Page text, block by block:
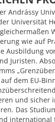
Andrássy
Univer­sität
wie auf
Ausbildung
Juristen.
dem EU-
und sicher
Das
interna­tional